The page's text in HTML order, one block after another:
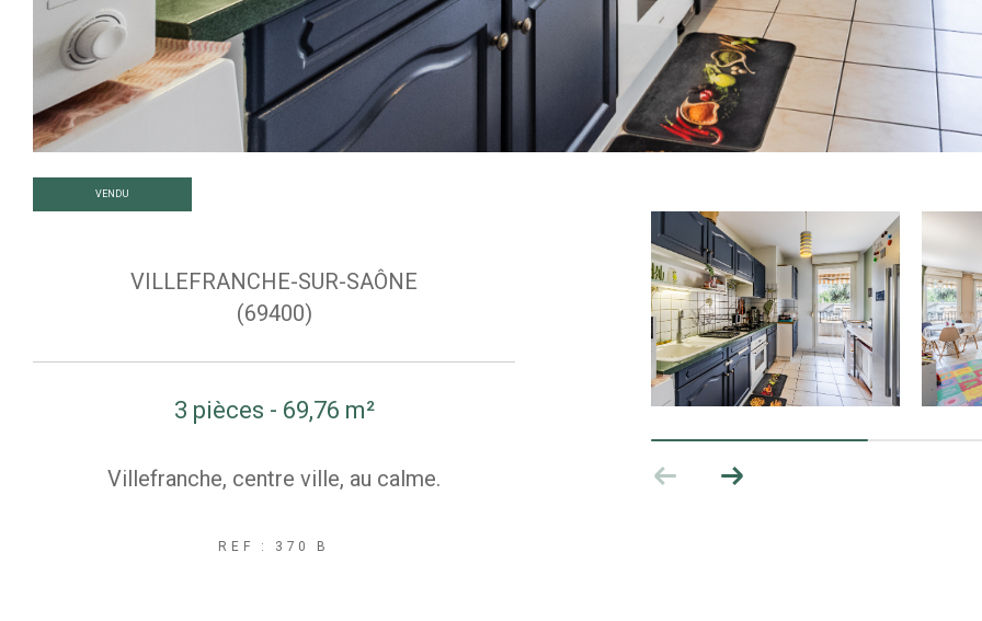
VENDU
VILLEFRANCHE-SUR-SAÔNE
(69400)
3 pièces - 69,76 m²
Villefranche, centre ville, au calme.
REF : 370 B